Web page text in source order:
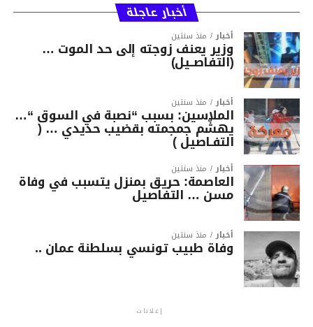
أخبار عاجلة
أخبار منذ سنتين
وزير يعنف زوجته إلى حد الموت …
(التفاصــيل)
أخبار منذ سنتين
الملاسين: بسبب “نصبة في السوق “…
يهشّم جمجمته بقضيب حديدي … (
التفـاصيل )
أخبار منذ سنتين
العاصمة: حريق بمنزل يتسبب في وفاة
مسن … التفاصيل
أخبار منذ سنتين
وفاة طبيب تونسي بسلطنة عمان ..
إعلانات